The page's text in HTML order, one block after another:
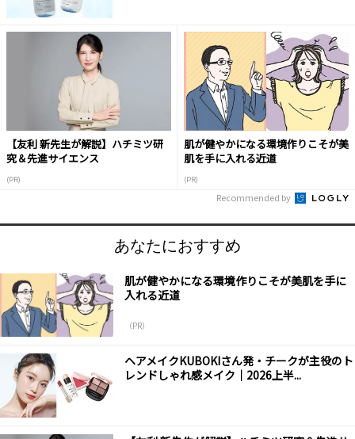
【友利 新先生が解説】ハチミツ研
究＆先進サイエンス
(PR)
肌が健やかになる環境作りこそが美
肌を手に入れる近道
(PR)
Recommended by
あなたにおすすめ
肌が健やかになる環境作りこそが美肌を手に
入れる近道
（PR）
ヘアメイクKUBOKIさん発・チークが主役のト
レンドしゃれ感メイク｜2026上半...